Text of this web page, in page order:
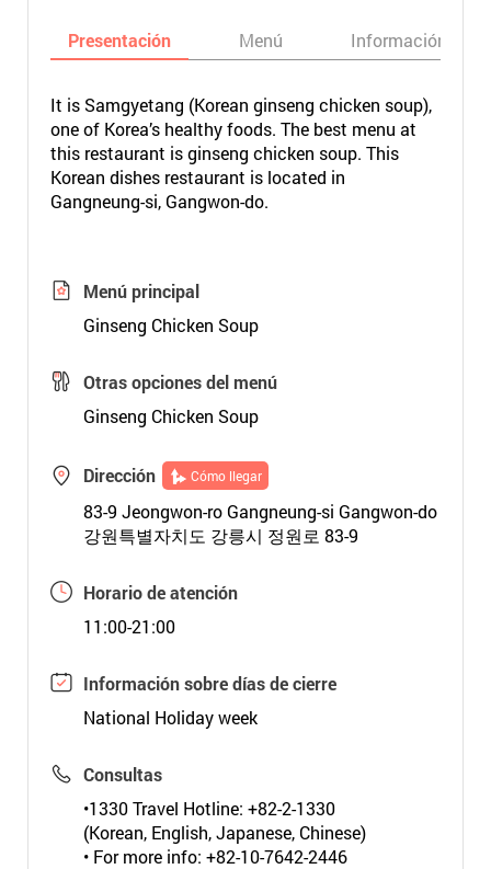
Presentación Menú Información
It is Samgyetang (Korean ginseng chicken soup),
one of Korea’s healthy foods. The best menu at
this restaurant is ginseng chicken soup. This
Korean dishes restaurant is located in
Gangneung-si, Gangwon-do.
Menú principal
Ginseng Chicken Soup
Otras opciones del menú
Ginseng Chicken Soup
Dirección Cómo llegar
83-9 Jeongwon-ro Gangneung-si Gangwon-do
강원특별자치도 강릉시 정원로 83-9
Horario de atención
11:00-21:00
Información sobre días de cierre
National Holiday week
Consultas
•1330 Travel Hotline: +82-2-1330
(Korean, English, Japanese, Chinese)
• For more info: +82-10-7642-2446